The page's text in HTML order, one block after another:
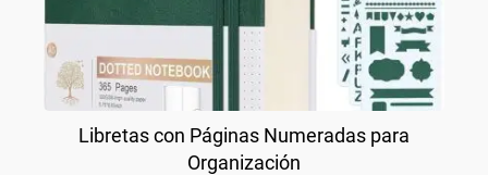
Libretas con Páginas Numeradas para
Organización